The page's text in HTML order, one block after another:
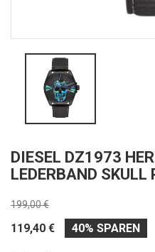
DIESEL DZ1973
LEDERBAND SKULL
199,00 €
119,40 € 40% SPAREN